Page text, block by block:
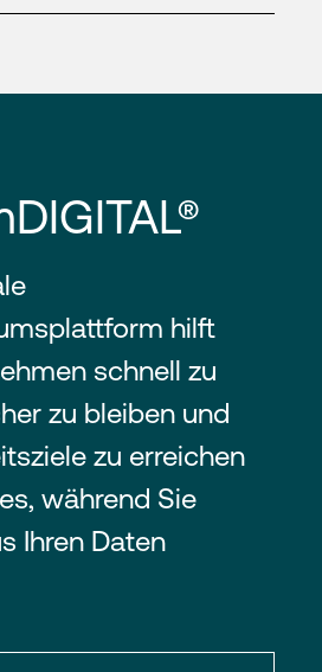
hilft
schnell zu
zu bleiben und
zu erreichen
während Sie
Ihren Daten